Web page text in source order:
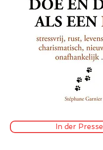
In der Presse